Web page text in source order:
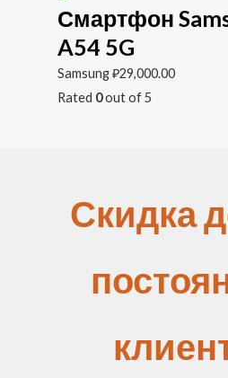
Смартфон
A54 5G
Samsung₽29,000.00
Rated 0out of 5
Скидка